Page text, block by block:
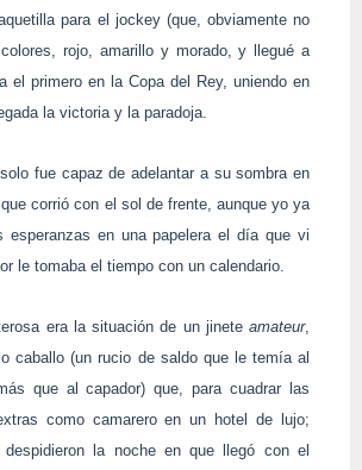
para el jockey (que, obviamente no
rojo, amarillo y morado, y llegué a
el primero en la Copa del Rey, uniendo en
la victoria y la paradoja.
fue capaz de adelantar a su sombra en
corrió con el sol de frente, aunque yo ya
esperanzas en una papelera el día que vi
le tomaba el tiempo con un calendario.
era la situación de un jinete amateur,
caballo (un rucio de saldo que le temía al
que al capador) que, para cuadrar las
como camarero en un hotel de lujo;
la noche en que llegó con el